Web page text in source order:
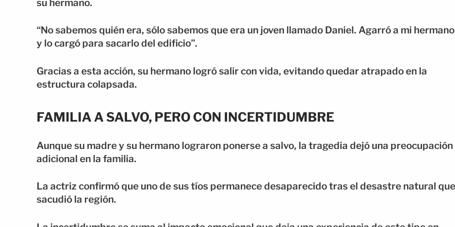
su hermano.
“No sabemos quién era, sólo sabemos que era un joven llamado Daniel. Agarró a mi hermano
y lo cargó para sacarlo del edificio”.
Gracias a esta acción, su hermano logró salir con vida, evitando quedar atrapado en la
estructura colapsada.
FAMILIA A SALVO, PERO CON INCERTIDUMBRE
Aunque su madre y su hermano lograron ponerse a salvo, la tragedia dejó una preocupación
adicional en la familia.
La actriz confirmó que uno de sus tíos permanece desaparecido tras el desastre natural que
sacudió la región.